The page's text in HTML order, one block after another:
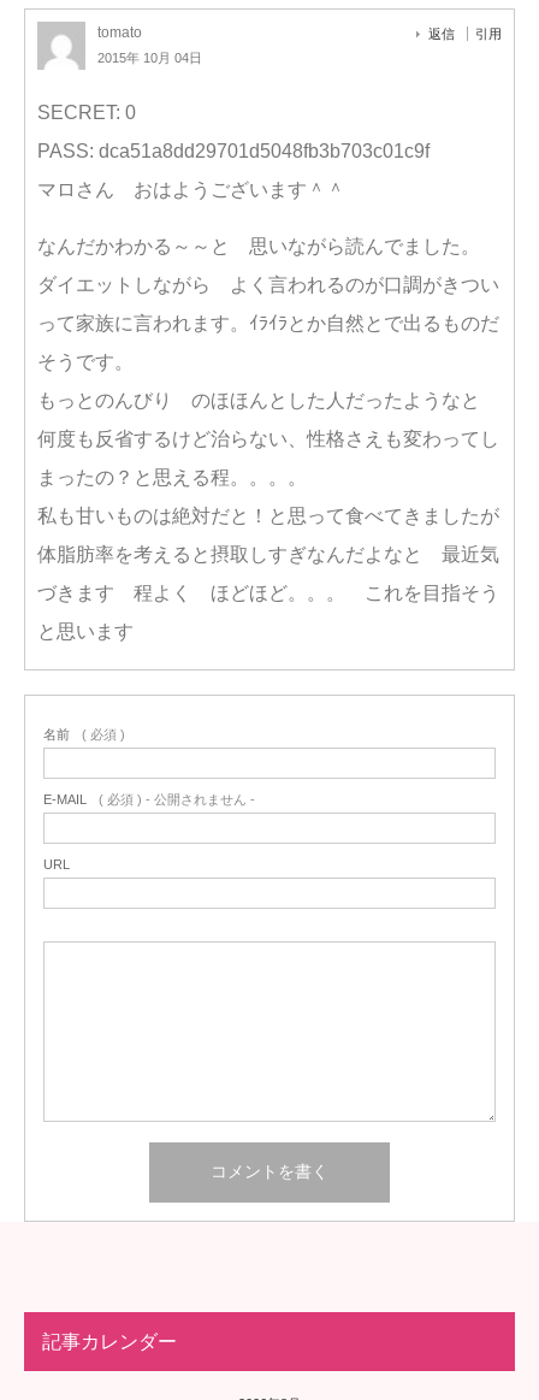
tomato
2015年 10月 04日
返信 引用
SECRET: 0
PASS: dca51a8dd29701d5048fb3b703c01c9f
マロさん おはようございます＾＾
なんだかわかる～～と 思いながら読んでました。
ダイエットしながら よく言われるのが口調がきつい
って家族に言われます。ｲﾗｲﾗとか自然とで出るものだ
そうです。
もっとのんびり のほほんとした人だったようなと
何度も反省するけど治らない、性格さえも変わってし
まったの？と思える程。。。。
私も甘いものは絶対だと！と思って食べてきましたが
体脂肪率を考えると摂取しすぎなんだよなと 最近気
づきます 程よく ほどほど。。。 これを目指そう
と思います
名前 ( 必須 )
E-MAIL ( 必須 ) - 公開されません -
URL
記事カレンダー